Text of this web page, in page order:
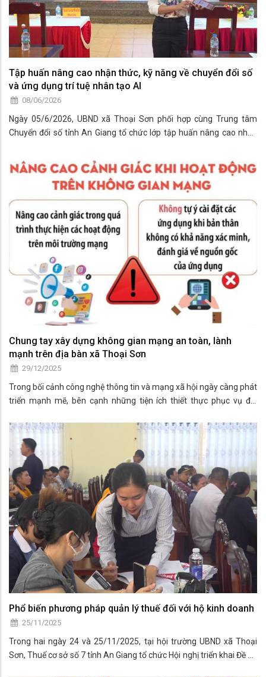
Tập huấn nâng cao nhận thức, kỹ năng về chuyển đổi số
và ứng dụng trí tuệ nhân tạo AI
08/06/2026
Ngày 05/6/2026, UBND xã Thoại Sơn phối hợp cùng Trung tâm
Chuyển đổi số tỉnh An Giang tổ chức lớp tập huấn nâng cao nhận
ứng dụng Trí tuệ nhân tạo “AI”. Tham dự lớp tập huấn có đồng chí
Đào Thị Bích Huyền – Ủy viên Ban Thường vụ Đảng ủy, Phó Chủ tịch
UBND xã Thoại Sơn; đại diện Trung tâm Chuyển đổi số tỉnh An
Giang cùng đông đảo cán bộ, đoàn viên, hội viên và thành viên Tổ
Công nghệ số cộng đồng tham dự.
Chung tay xây dựng không gian mạng an toàn, lành
mạnh trên địa bàn xã Thoại Sơn
29/12/2025
Trong bối cảnh công nghệ thông tin và mạng xã hội ngày càng phát
triển mạnh mẽ, bên cạnh những tiện ích thiết thực phục vụ đời
nguy cơ mất an toàn, đặc biệt là các hành vi lừa đảo chiếm đoạt tài
sản, xâm phạm quyền riêng tư cá nhân. Trước thực trạng đó, UBND
xã Thoại Sơn kêu gọi toàn thể Nhân dân chung tay xây dựng không
gian mạng an toàn, lành mạnh, góp phần bảo đảm an ninh trật tự
và phục vụ phát triển kinh tế – xã hội của địa phương.
Phổ biến phương pháp quản lý thuế đối với hộ kinh doanh
25/11/2025
Trong hai ngày 24 và 25/11/2025, tại hội trường UBND xã Thoại
Sơn, Thuế cơ sở số 7 tỉnh An Giang tổ chức Hội nghị triển khai Đề án